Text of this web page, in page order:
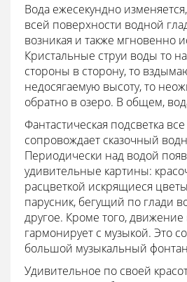
Вода ежесекундно
всей поверхности водной
возникая и также мгновенно
Кристальные струи воды то
стороны в сторону, то
недосягаемую высоту, то
обратно в озеро. В общем,
Фантастическая подсветка
сопровождает сказочный
Периодически над водой
удивительные картины:
расцветкой искрящиеся
парусник, бегущий по глади
другое. Кроме того,
гармонирует с музыкой. Это
большой музыкальный
Удивительное по своей